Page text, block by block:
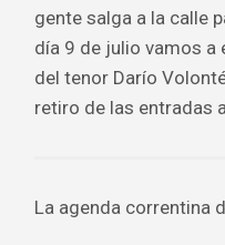
gente salga a la calle
día 9 de julio vamos a
del tenor Darío
retiro de las entradas
La agenda correntina